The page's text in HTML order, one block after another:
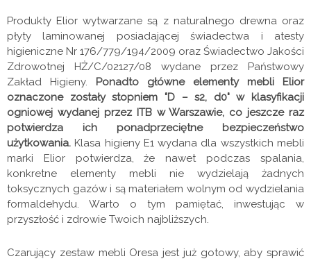
Produkty Elior wytwarzane są z naturalnego drewna oraz
płyty laminowanej posiadającej świadectwa i atesty
higieniczne Nr 176/779/194/2009 oraz Świadectwo Jakości
Zdrowotnej HŻ/C/02127/08 wydane przez Państwowy
Zakład Higieny. Ponadto główne elementy mebli Elior
oznaczone zostały stopniem "D – s2, d0" w klasyfikacji
ogniowej wydanej przez ITB w Warszawie, co jeszcze raz
potwierdza ich ponadprzeciętne bezpieczeństwo
użytkowania. Klasa higieny E1 wydana dla wszystkich mebli
marki Elior potwierdza, że nawet podczas spalania,
konkretne elementy mebli nie wydzielają żadnych
toksycznych gazów i są materiałem wolnym od wydzielania
formaldehydu. Warto o tym pamiętać, inwestując w
przyszłość i zdrowie Twoich najbliższych.
Czarujący zestaw mebli Oresa jest już gotowy, aby sprawić